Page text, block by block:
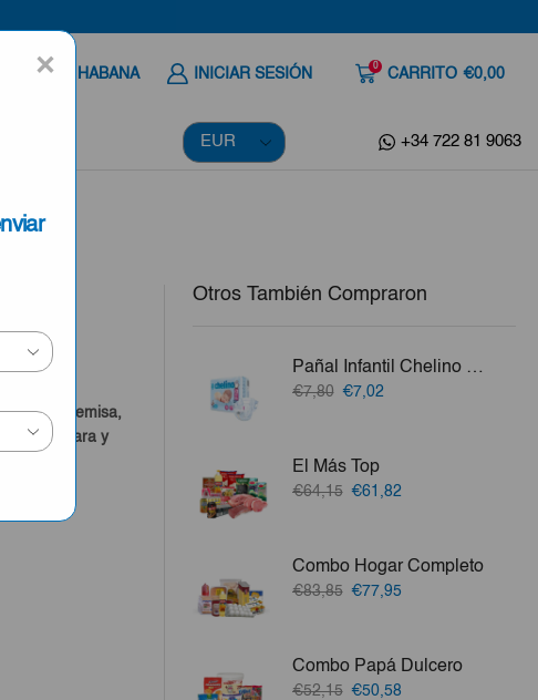
×A LA HABANA INICIAR SESIÓN 0 CARRITO €0,00
+34 722 81 9063
Río, Artemisa,
Villa Clara y
Otros También Compraron
Pañal Infantil Chelino Talla 2 (3-6kg) 28uds
€7,80 El
€7,80.
€7,02El
El Más Top
€64,15 El
€64,15.
€61,82El
€61,82.
Combo Hogar Completo
€83,85 El
€83,85.
€77,95El
€77,95.
Combo Papá Dulcero
€52,15 El
€50,58El